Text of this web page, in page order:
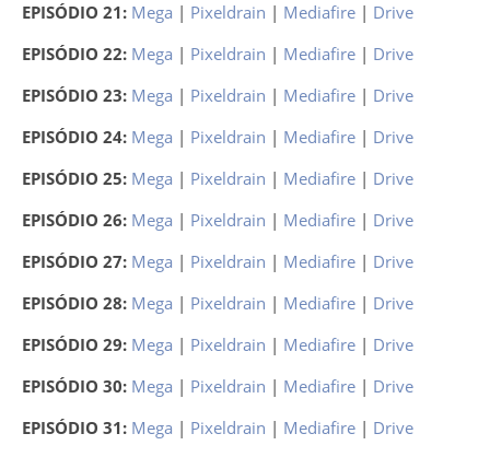
EPISÓDIO 21: Mega | Pixeldrain | Mediafire | Drive
EPISÓDIO 22: Mega | Pixeldrain | Mediafire | Drive
EPISÓDIO 23: Mega | Pixeldrain | Mediafire | Drive
EPISÓDIO 24: Mega | Pixeldrain | Mediafire | Drive
EPISÓDIO 25: Mega | Pixeldrain | Mediafire | Drive
EPISÓDIO 26: Mega | Pixeldrain | Mediafire | Drive
EPISÓDIO 27: Mega | Pixeldrain | Mediafire | Drive
EPISÓDIO 28: Mega | Pixeldrain | Mediafire | Drive
EPISÓDIO 29: Mega | Pixeldrain | Mediafire | Drive
EPISÓDIO 30: Mega | Pixeldrain | Mediafire | Drive
EPISÓDIO 31: Mega | Pixeldrain | Mediafire | Drive